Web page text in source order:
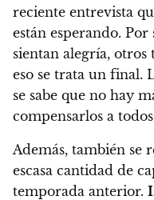
reciente entrevista
están esperando. Por
sientan alegría, otros
eso se trata un final.
se sabe que no hay
compensarlos a
Además, también se
escasa cantidad de
temporada anterior.